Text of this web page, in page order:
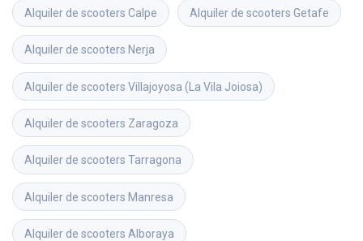
Alquiler de scooters Calpe Alquiler de scooters Getafe
Alquiler de scooters Nerja
Alquiler de scooters Villajoyosa (La Vila Joiosa)
Alquiler de scooters Zaragoza
Alquiler de scooters Tarragona
Alquiler de scooters Manresa
Alquiler de scooters Alboraya